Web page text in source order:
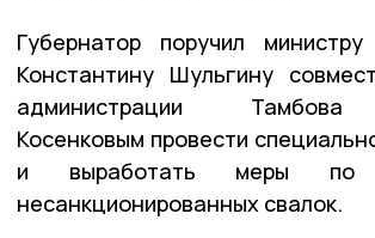
Губернатор поручил
Константину Шульгину
администрации
Косенковым провести
и выработать меры по
несанкционированных свалок.